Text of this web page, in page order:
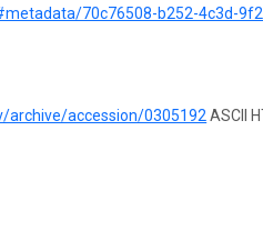
70c76508-b252-4c3d-
archive/accession/0305192ASCII